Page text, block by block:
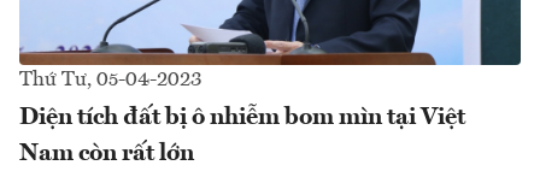
Thứ Tư, 05-04-2023
Diện tích đất bị ô nhiễm bom mìn tại Việt
Nam còn rất lớn